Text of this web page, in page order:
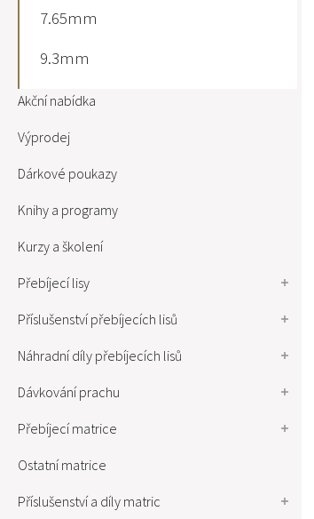
7.65mm
9.3mm
Akční nabídka
Výprodej
Dárkové poukazy
Knihy a programy
Kurzy a školení
Přebíjecí lisy
Příslušenství přebíjecích lisů
Náhradní díly přebíjecích lisů
Dávkování prachu
Přebíjecí matrice
Ostatní matrice
Příslušenství a díly matric